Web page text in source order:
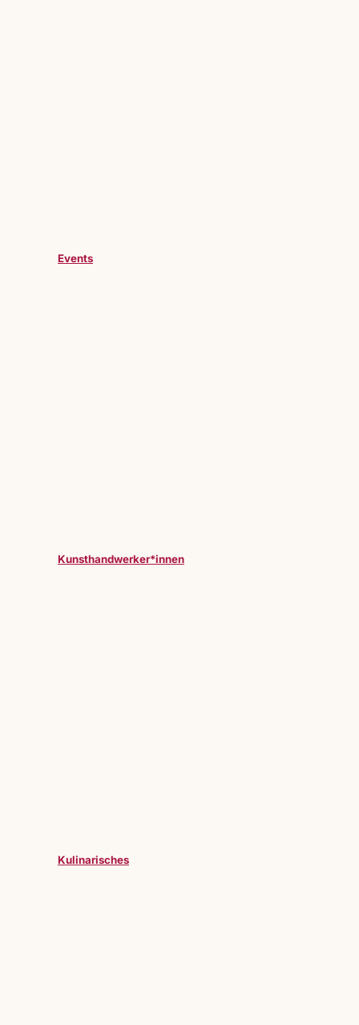
Events
Kunsthandwerker*innen
Kulinarisches